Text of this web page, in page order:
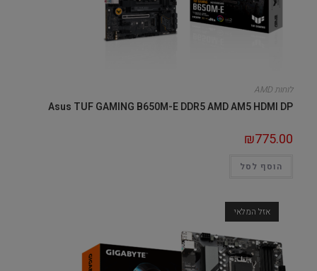
לוחות AMD
Asus TUF GAMING B650M-E DDR5 AMD AM5 HDMI DP
₪775.00
הוסף לסל
אזל המלאי